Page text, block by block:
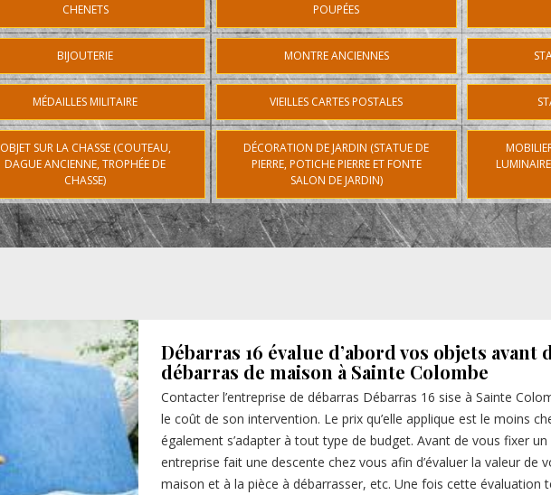
CHENETS POUPÉES
BIJOUTERIE MONTRE ANCIENNES
MÉDAILLES MILITAIRE VIEILLES CARTES POSTALES
OBJET SUR LA CHASSE (COUTEAU,
DAGUE ANCIENNE, TROPHÉE DE
CHASSE)
DÉCORATION DE JARDIN (STATUE DE
PIERRE, POTICHE PIERRE ET FONTE
SALON DE JARDIN)
Débarras 16 évalue d’abord vos objets
débarras de maison à Sainte Colombe
Contacter l’entreprise de débarras Débarras 16 sise à Sainte
le coût de son intervention. Le prix qu’elle applique est le moins
également s’adapter à tout type de budget. Avant de vous fixer un
entreprise fait une descente chez vous afin d’évaluer la valeur de
maison et à la pièce à débarrasser, etc. Une fois cette évaluation